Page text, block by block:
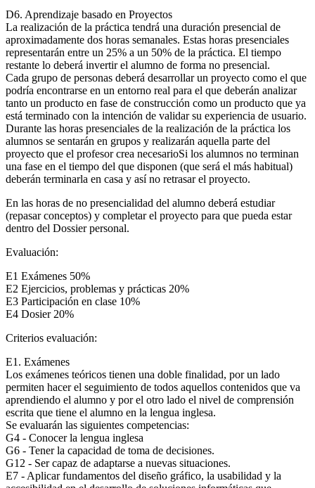
D6. Aprendizaje basado en Proyectos
La realización de la práctica tendrá una duración presencial de
aproximadamente dos horas semanales. Estas horas presenciales
representarán entre un 25% a un 50% de la práctica. El tiempo
restante lo deberá invertir el alumno de forma no presencial.
Cada grupo de personas deberá desarrollar un proyecto como el que
podría encontrarse en un entorno real para el que deberán analizar
tanto un producto en fase de construcción como un producto que ya
está terminado con la intención de validar su experiencia de usuario.
Durante las horas presenciales de la realización de la práctica los
alumnos se sentarán en grupos y realizarán aquella parte del
proyecto que el profesor crea necesarioSi los alumnos no terminan
una fase en el tiempo del que disponen (que será el más habitual)
deberán terminarla en casa y así no retrasar el proyecto.
En las horas de no presencialidad del alumno deberá estudiar
(repasar conceptos) y completar el proyecto para que pueda estar
dentro del Dossier personal.
Evaluación:
E1 Exámenes 50%
E2 Ejercicios, problemas y prácticas 20%
E3 Participación en clase 10%
E4 Dosier 20%
Criterios evaluación:
E1. Exámenes
Los exámenes teóricos tienen una doble finalidad, por un lado
permiten hacer el seguimiento de todos aquellos contenidos que va
aprendiendo el alumno y por el otro lado el nivel de comprensión
escrita que tiene el alumno en la lengua inglesa.
Se evaluarán las siguientes competencias:
G4 - Conocer la lengua inglesa
G6 - Tener la capacidad de toma de decisiones.
G12 - Ser capaz de adaptarse a nuevas situaciones.
E7 - Aplicar fundamentos del diseño gráfico, la usabilidad y la